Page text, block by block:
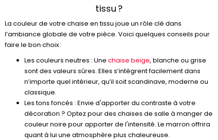
tissu ?
La couleur de votre chaise en tissu joue un rôle clé dans
l’ambiance globale de votre pièce. Voici quelques conseils pour
faire le bon choix :
Les couleurs neutres : Une chaise beige, blanche ou grise
sont des valeurs sûres. Elles s’intègrent facilement dans
n’importe quel intérieur, qu’il soit scandinave, moderne ou
classique.
Les tons foncés : Envie d'apporter du contraste à votre
décoration ? Optez pour des chaises de salle à manger de
couleur noire pour apporter de l'intensité. Le marron offrira
quant à lui une atmosphère plus chaleureuse.